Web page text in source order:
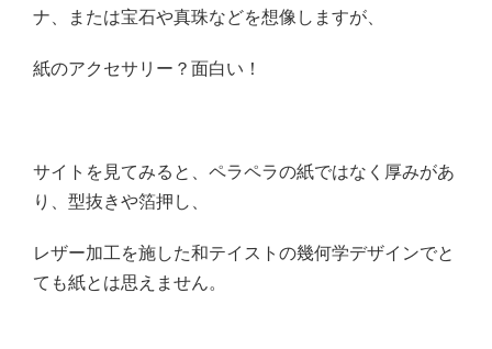
ナ、または宝石や真珠などを想像しますが、
紙のアクセサリー？面白い！
サイトを見てみると、ペラペラの紙ではなく厚みがあ
り、型抜きや箔押し、
レザー加工を施した和テイストの幾何学デザインでと
ても紙とは思えません。